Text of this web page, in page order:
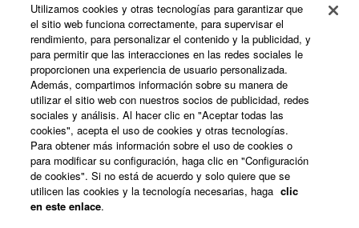
Acerca de Yamaha
España - Spanish
Empresa
Utilizamos cookies y otras tecnologías para garantizar que
el sitio web funciona correctamente, para supervisar el
rendimiento, para personalizar el contenido y la publicidad, y
para permitir que las interacciones en las redes sociales le
proporcionen una experiencia de usuario personalizada.
Además, compartimos información sobre su manera de
utilizar el sitio web con nuestros socios de publicidad, redes
sociales y análisis. Al hacer clic en "Aceptar todas las
cookies", acepta el uso de cookies y otras tecnologías.
Para obtener más información sobre el uso de cookies o
para modificar su configuración, haga clic en "Configuración
de cookies". Si no está de acuerdo y solo quiere que se
utilicen las cookies y la tecnología necesarias, haga clic
en este enlace.